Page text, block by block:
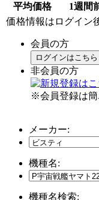
平均価格
1週間
価格情報はログイン
会員の方
ログインはこちら
非会員の方
※会員登録は簡
メーカー:
機種名:
機種名検索: